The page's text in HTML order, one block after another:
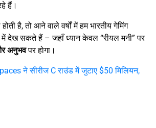
हैं।
है, तो आने वाले वर्षों में हम भारतीय गेमिंग
देख सकते हैं – जहाँ ध्यान केवल “रीयल मनी” पर
अनुभवपर होगा।
ने सीरीज C राउंड में जुटाए $50 मिलियन,